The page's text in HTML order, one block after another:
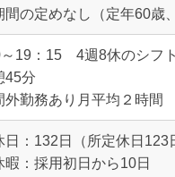
間の定めなし（定年60歳
19：15 4週8休のシフ
分
勤務あり月平均２時間
日：132日（所定休日
暇：採用初日から10日